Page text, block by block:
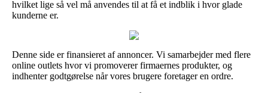
hvilket lige så vel må anvendes til at få et indblik i hvor glade
kunderne er.
Denne side er finansieret af annoncer. Vi samarbejder med flere
online outlets hvor vi promoverer firmaernes produkter, og
indhenter godtgørelse når vores brugere foretager en ordre.